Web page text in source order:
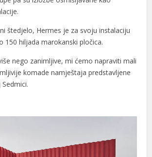
štedjelo, Hermes je za svoju instalaciju
150 hiljada marokanski pločica.
nego zanimljive, mi ćemo napraviti mali
komade namještaja predstavljene